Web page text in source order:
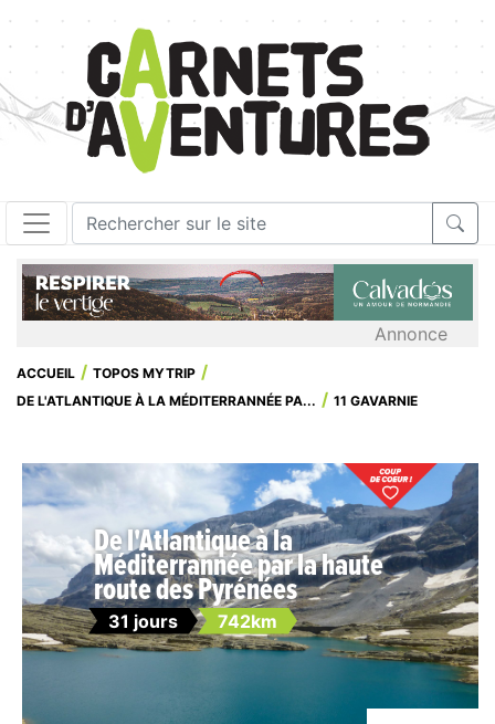
Annonce
ACCUEIL
TOPOS MYTRIP
DE L'ATLANTIQUE À LA MÉDITERRANNÉE PA...
11 GAVARNIE
De l'Atlantique à la
Méditerrannée par la haute
route des Pyrénées
31 jours 742km